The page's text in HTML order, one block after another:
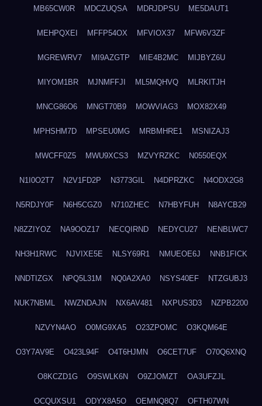
MB65CW0R MDCZUQSA MDRJDPSU ME5DAUT1
MEHPQXEI MFFP54OX MFVIOX37 MFW6V3ZF
MGREWRV7 MI9AZGTP MIE4B2MC MIJBYZ6U
MIYOM1BR MJNMFFJI ML5MQHVQ MLRKITJH
MNCG86O6 MNGT70B9 MOWVIAG3 MOX82X49
MPHSHM7D MPSEU0MG MRBMHRE1 MSNIZAJ3
MWCFF0Z5 MWU9XCS3 MZVYRZKC N0550EQX
N1I0O2T7 N2V1FD2P N3773GIL N4DPRZKC N4ODX2G8
N5RDJY0F N6H5CGZ0 N710ZHEC N7HBYFUH N8AYCB29
N8ZZIYOZ NA9OOZ17 NECQIRND NEDYCU27 NENBLWC7
NH3H1RWC NJVIXE5E NLSY69R1 NMUEOE6J NNB1FICK
NNDTIZGX NPQ5L31M NQ0A2XA0 NSYS40EF NTZGUBJ3
NUK7NBML NWZNDAJN NX6AV481 NXPUS3D3 NZPB2200
NZVYN4AO O0MG9XA5 O23ZPOMC O3KQM64E
O3Y7AV9E O423L94F O4T6HJMN O6CET7UF O70Q6XNQ
O8KCZD1G O9SWLK6N O9ZJOMZT OA3UFZJL
OCQUXSU1 ODYX8A5O OEMNQ8Q7 OFTH07WN